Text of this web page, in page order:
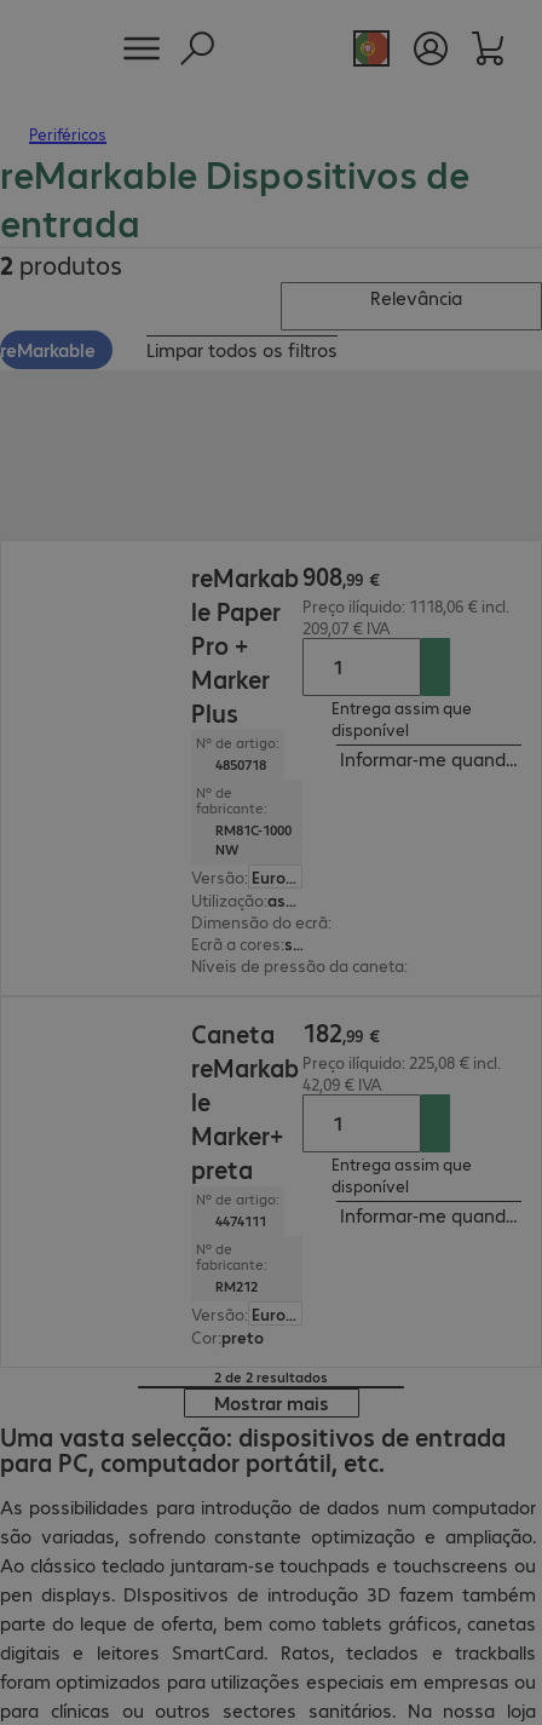
Periféricos
reMarkable Dispositivos de
entrada
2 produtos
Relevância
reMarkable Limpar todos os filtros
reMarkab
le Paper
Pro +
Marker
Plus
Nº de artigo:
4850718
Nº de
fabricante:
RM81C-1000
NW
Versão:
Europa
Utilização:
assinatura digital, bloco de notas digital
Dimensão do ecrã:
Ecrã a cores: sim
Níveis de pressão da caneta:
908,99 €
Preço ilíquido: 1118,06 € incl.
209,07 € IVA
Entrega assim que
disponível
Informar-me quando
Caneta
reMarkab
le
Marker+
preta
Nº de artigo:
4474111
Nº de
fabricante:
RM212
Versão:
Europa
Cor:preto
182,99 €
Preço ilíquido: 225,08 € incl.
42,09 € IVA
Entrega assim que
disponível
Informar-me quando
2 de 2 resultados
Mostrar mais
Uma vasta selecção: dispositivos de entrada
para PC, computador portátil, etc.
As possibilidades para introdução de dados num computador
são variadas, sofrendo constante optimização e ampliação.
Ao clássico teclado juntaram-se touchpads e touchscreens ou
pen displays. DIspositivos de introdução 3D fazem também
parte do leque de oferta, bem como tablets gráficos, canetas
digitais e leitores SmartCard. Ratos, teclados e trackballs
foram optimizados para utilizações especiais em empresas ou
para clínicas ou outros sectores sanitários. Na nossa loja